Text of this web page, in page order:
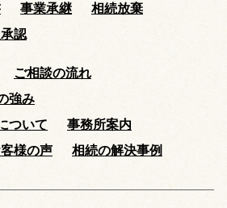
事業承継
相続放棄
認
ご相談の流れ
強み
ついて
事務所案内
様の声 相続の解決事例